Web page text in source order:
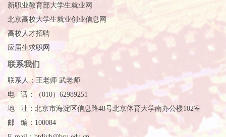
新职业教育部大学生就业网
北京高校大学生就业创业信息网
高校人才招聘
应届生求职网
联系我们
联系人：王老师 武老师
电 话：（010）62989251
地 址：北京市海淀区信息路48号北京体育大学南办公楼102室
邮 编：100084